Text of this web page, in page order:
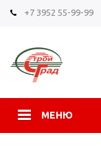
+7 3952 55-99-99
МЕНЮ